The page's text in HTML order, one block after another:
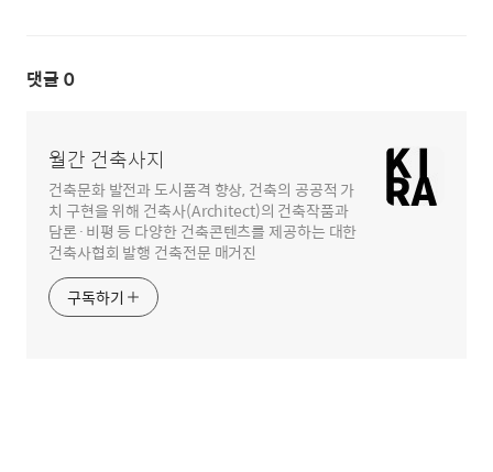
댓글 0
월간 건축사지
건축문화 발전과 도시품격 향상, 건축의 공공적 가
치 구현을 위해 건축사(Architect)의 건축작품과
담론·비평 등 다양한 건축콘텐츠를 제공하는 대한
건축사협회 발행 건축전문 매거진
구독하기